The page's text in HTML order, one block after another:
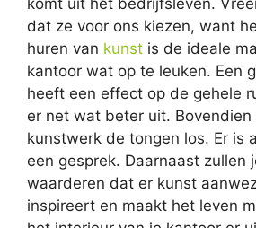
dat ze voor ons kiezen, want
huren van kunst is de ideale
kantoor wat op te leuken. Een
heeft een effect op de gehele
er net wat beter uit. Bovendien
kunstwerk de tongen los. Er is
een gesprek. Daarnaast zullen
waarderen dat er kunst
inspireert en maakt het leven